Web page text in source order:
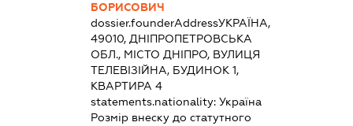
БОРИСОВИЧ
dossier.founderAddressУКРАЇНА,
49010, ДНІПРОПЕТРОВСЬКА
ОБЛ., МІСТО ДНІПРО, ВУЛИЦЯ
ТЕЛЕВІЗІЙНА, БУДИНОК 1,
КВАРТИРА 4
statements.nationality:Україна
Розмір внеску до статутного